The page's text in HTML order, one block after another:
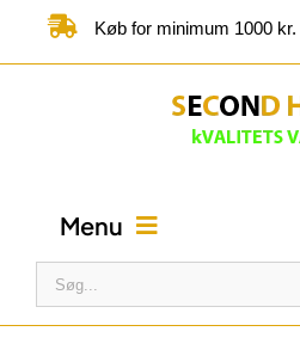
Køb for minimum 1000
Menu
Søg
efter: